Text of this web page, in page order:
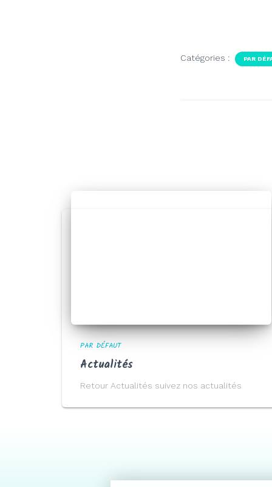
Catégories : PAR
PAR DÉFAUT
Actualités
Retour Actualités suivez nos actualités